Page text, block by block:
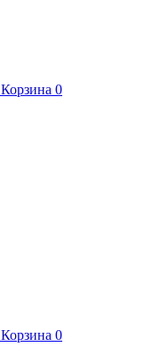
Корзина 0
Корзина 0